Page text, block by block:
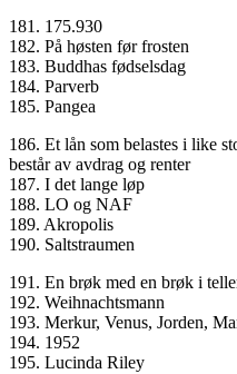
181. 175.930
182. På høsten før frosten
183. Buddhas fødselsdag
184. Parverb
185. Pangea
186. Et lån som belastes i like
består av avdrag og renter
187. I det lange løp
188. LO og NAF
189. Akropolis
190. Saltstraumen
191. En brøk med en brøk i
192. Weihnachtsmann
193. Merkur, Venus, Jorden,
194. 1952
195. Lucinda Riley